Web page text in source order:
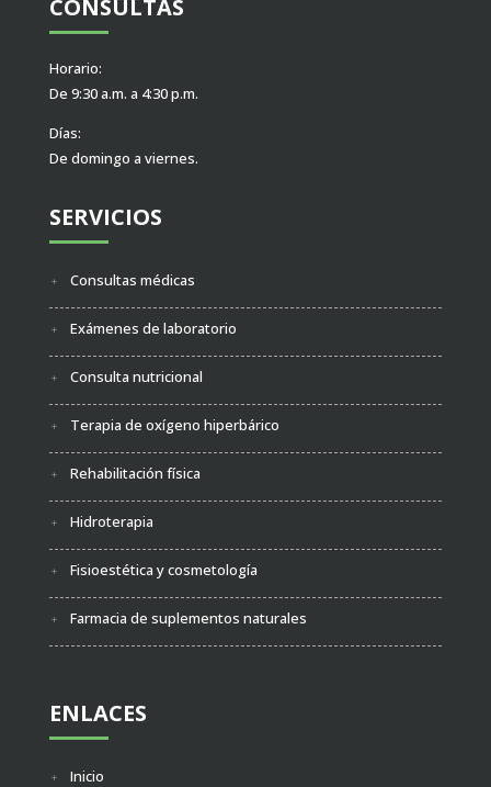
CONSULTAS
Horario:
De 9:30 a.m. a 4:30 p.m.
Días:
De domingo a viernes.
SERVICIOS
Consultas médicas
Exámenes de laboratorio
Consulta nutricional
Terapia de oxígeno hiperbárico
Rehabilitación física
Hidroterapia
Fisioestética y cosmetología
Farmacia de suplementos naturales
ENLACES
Inicio